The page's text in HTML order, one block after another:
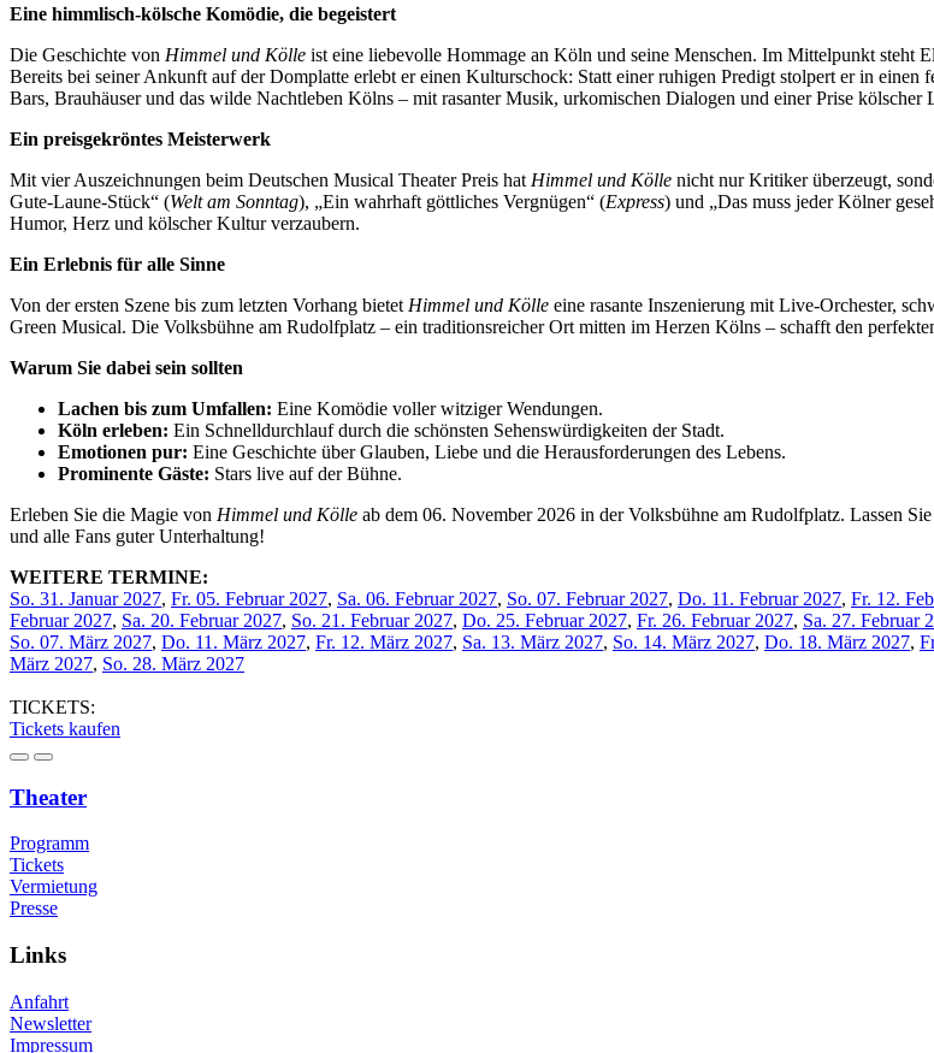
Eine himmlisch-kölsche Komödie, die begeistert
Die Geschichte von Himmel und Kölle ist eine liebevolle Hommage an Köln und seine Menschen. Im Mittelpunkt steht
Bereits bei seiner Ankunft auf der Domplatte erlebt er einen Kulturschock: Statt einer ruhigen Predigt stolpert er in
Bars, Brauhäuser und das wilde Nachtleben Kölns – mit rasanter Musik, urkomischen Dialogen und einer Prise kölscher
Ein preisgekröntes Meisterwerk
Mit vier Auszeichnungen beim Deutschen Musical Theater Preis hat Himmel und Kölle nicht nur Kritiker überzeugt,
Gute-Laune-Stück“ (Welt am Sonntag), „Ein wahrhaft göttliches Vergnügen“ (Express) und „Das muss jeder Kölner
Humor, Herz und kölscher Kultur verzaubern.
Ein Erlebnis für alle Sinne
Von der ersten Szene bis zum letzten Vorhang bietet Himmel und Kölle eine rasante Inszenierung mit Live-Orchester,
Green Musical. Die Volksbühne am Rudolfplatz – ein traditionsreicher Ort mitten im Herzen Kölns – schafft den
Warum Sie dabei sein sollten
Lachen bis zum Umfallen: Eine Komödie voller witziger Wendungen.
Köln erleben: Ein Schnelldurchlauf durch die schönsten Sehenswürdigkeiten der Stadt.
Emotionen pur: Eine Geschichte über Glauben, Liebe und die Herausforderungen des Lebens.
Prominente Gäste: Stars live auf der Bühne.
Erleben Sie die Magie von Himmel und Kölle ab dem 06. November 2026 in der Volksbühne am Rudolfplatz. Lassen
und alle Fans guter Unterhaltung!
WEITERE TERMINE:
So. 31. Januar 2027, Fr. 05. Februar 2027, Sa. 06. Februar 2027, So. 07. Februar 2027, Do. 11. Februar 2027, Fr. 12.
Februar 2027, Sa. 20. Februar 2027, So. 21. Februar 2027, Do. 25. Februar 2027, Fr. 26. Februar 2027, Sa. 27. Februar
So. 07. März 2027, Do. 11. März 2027, Fr. 12. März 2027, Sa. 13. März 2027, So. 14. März 2027, Do. 18. März 2027,
März 2027, So. 28. März 2027
TICKETS:
Tickets kaufen
Theater
Programm
Tickets
Vermietung
Presse
Links
Anfahrt
Newsletter
Impressum